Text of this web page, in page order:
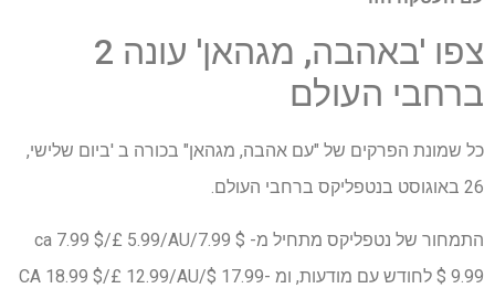
צפו 'באהבה, מגהאן' עונה 2
ברחבי העולם
כל שמונת הפרקים של "עם אהבה, מגהאן" בכורה ב 'ביום שלישי,
26 באוגוסט בנטפליקס ברחבי העולם.
התמחור של נטפליקס מתחיל מ- $ 7.99/ca 7.99 $/£ 5.99/AU
9.99 $ לחודש עם מודעות, ומ -17.99 $/CA 18.99 $/£ 12.99/AU